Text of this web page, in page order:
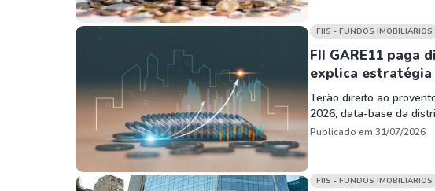
FIIS - FUNDOS IMOBILIÁRIOS
FII GARE11 paga
explica estratégia
Terão direito ao
2026, data-base da
Publicado em 31/07/2026
FIIS - FUNDOS IMOBILIÁRIOS